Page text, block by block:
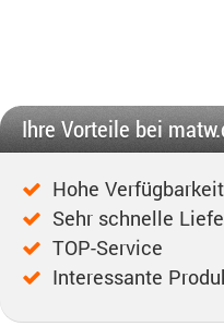
Ihre Vorteile bei
Hohe Verfügbarkeit
Sehr schnelle
TOP-Service
Interessante